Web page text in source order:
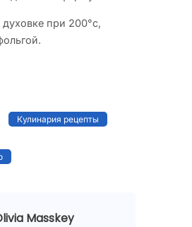
духовке при 200°c,
Кулинария рецепты
Masskey